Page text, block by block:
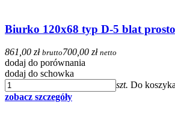
Biurko 120x68 typ D-5 blat
861,00 zł brutto700,00 zł netto
dodaj do porównania
dodaj do schowka
szt. Do koszyka
zobacz szczegóły